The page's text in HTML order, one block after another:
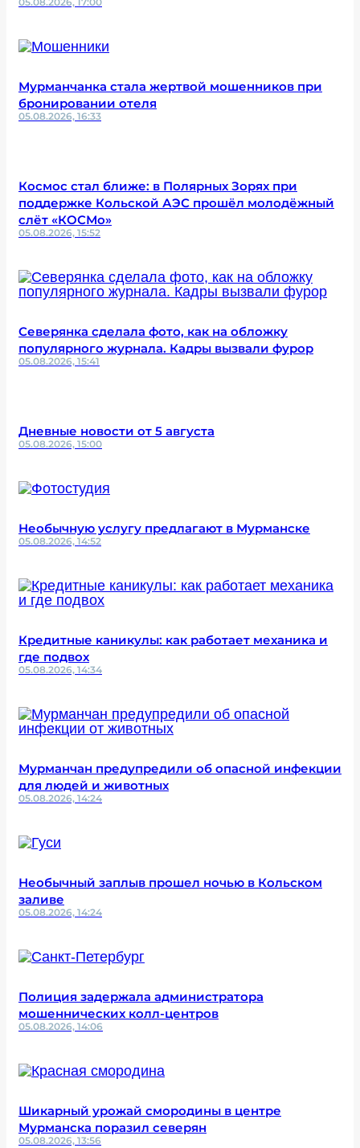
Мурманчанка стала жертвой мошенников при
бронировании отеля
05.08.2026, 16:33
Космос стал ближе: в Полярных Зорях при
поддержке Кольской АЭС прошёл молодёжный
слёт «КОСМо»
05.08.2026, 15:52
Северянка сделала фото, как на обложку
популярного журнала. Кадры вызвали фурор
05.08.2026, 15:41
Дневные новости от 5 августа
05.08.2026, 15:00
Необычную услугу предлагают в Мурманске
05.08.2026, 14:52
Кредитные каникулы: как работает механика и
где подвох
05.08.2026, 14:34
Мурманчан предупредили об опасной инфекции
для людей и животных
05.08.2026, 14:24
Необычный заплыв прошел ночью в Кольском
заливе
05.08.2026, 14:24
Полиция задержала администратора
мошеннических колл-центров
05.08.2026, 14:06
Шикарный урожай смородины в центре
Мурманска поразил северян
05.08.2026, 13:56